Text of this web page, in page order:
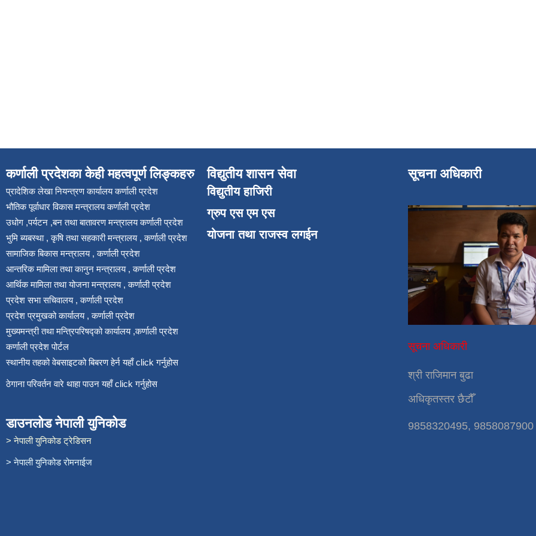
कर्णाली प्रदेशका केही महत्वपूर्ण लिङ्कहरु
प्रादेशिक लेखा नियन्त्रण कार्यालय कर्णाली प्रदेश
भौतिक पूर्वाधार विकास मन्त्रालय कर्णाली प्रदेश
उधोग ,पर्यटन ,बन तथा बातावरण मन्त्रालय कर्णाली प्रदेश
भुमि ब्यबस्था , कृषि तथा सहकारी मन्त्रालय , कर्णाली प्रदेश
सामाजिक बिकास मन्त्रालय , कर्णाली प्रदेश
आन्तरिक मामिला तथा कानुन मन्त्रालय , कर्णाली प्रदेश
आर्थिक मामिला तथा योजना मन्त्रालय , कर्णाली प्रदेश
प्रदेश सभा सचिवालय , कर्णाली प्रदेश
प्रदेश प्रमुखको कार्यालय , कर्णाली प्रदेश
मुख्यमन्त्री तथा मन्त्रिपरिषद्को कार्यालय ,कर्णाली प्रदेश
कर्णाली प्रदेश पोर्टल
स्थानीय तहको वेबसाइटको बिबरण हेर्न यहाँ click गर्नुहोस
ठेगाना परिवर्तन वारे थाहा पाउन यहाँ click गर्नुहोस
डाउनलोड नेपाली युनिकोड
> नेपाली युनिकोड ट्रेडिसन
> नेपाली युनिकोड रोमनाईज
विद्युतीय शासन सेवा
विद्युतीय हाजिरी
ग्रुप एस एम एस
योजना तथा राजस्व लगईन
सूचना अधिकारी
सूचना अधिकारी
श्री राजिमान बुढा
अधिकृतस्तर छैटौँ
9858320495, 9858087900